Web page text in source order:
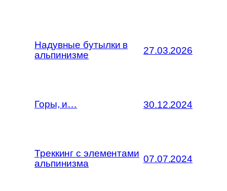
Надувные бутылки в
альпинизме
27.03.2026
Горы, и… 30.12.2024
Треккинг с элементами
альпинизма
07.07.2024